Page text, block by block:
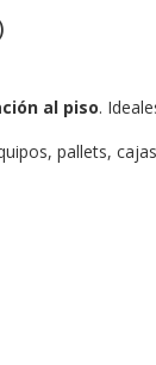
al piso.
pallets,